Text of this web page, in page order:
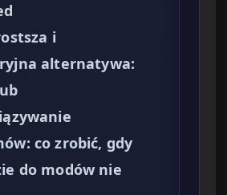
i
alternatywa:
co zrobić, gdy
do modów nie